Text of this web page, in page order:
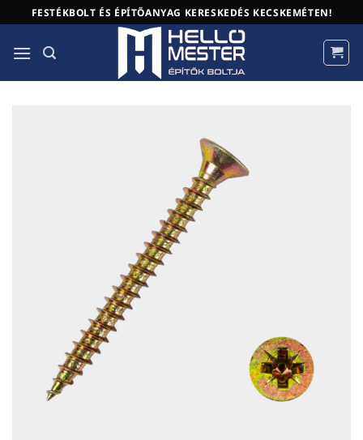
to
content
FESTÉKBOLT ÉS ÉPÍTŐANYAG KERESKEDÉS KECSKEMÉTEN!